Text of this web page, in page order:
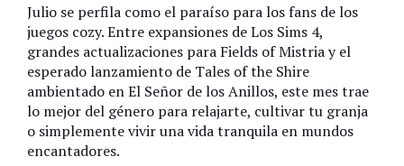
Julio se perfila como el paraíso para los fans de los
juegos cozy. Entre expansiones de Los Sims 4,
grandes actualizaciones para Fields of Mistria y el
esperado lanzamiento de Tales of the Shire
ambientado en El Señor de los Anillos, este mes trae
lo mejor del género para relajarte, cultivar tu granja
o simplemente vivir una vida tranquila en mundos
encantadores.